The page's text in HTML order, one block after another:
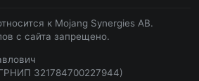
к Mojang Synergies AB.
с сайта запрещено.
321784700227944)